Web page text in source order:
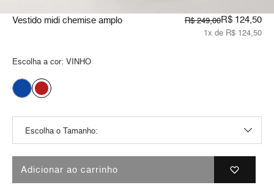
Vestido midi chemise amplo R$ 249,00R$ 124,50
1x de R$ 124,50
Escolha a cor: VINHO
Adicionar ao carrinho